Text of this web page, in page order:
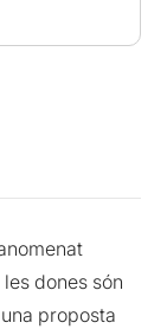
dones són
proposta